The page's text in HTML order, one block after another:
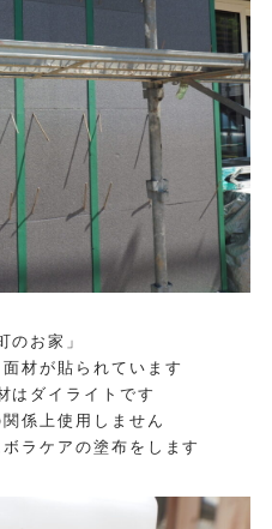
のお家」
材が貼られています
はダイライトです
係上使用しません
ラケアの塗布をします